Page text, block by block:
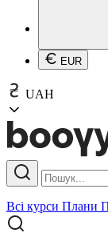
EUR
UAH
Всі курси Плани